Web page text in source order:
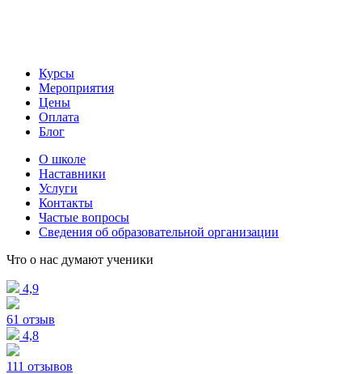
Курсы
Мероприятия
Цены
Оплата
Блог
О школе
Наставники
Услуги
Контакты
Частые вопросы
Сведения об образовательной организации
Что о нас думают ученики
4,9
61 отзыв
4,8
111 отзывов